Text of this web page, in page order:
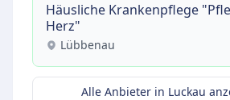
Häusliche Krankenpflege
Herz"
Lübbenau
Alle Anbieter in Luckau